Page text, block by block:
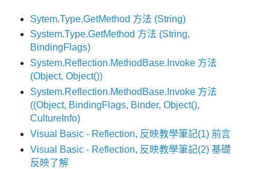
Sytem.Type.GetMethod 方法 (String)
System.Type.GetMethod 方法 (String,
BindingFlags)
System.Reflection.MethodBase.Invoke 方法
(Object, Object())
System.Reflection.MethodBase.Invoke 方法
((Object, BindingFlags, Binder, Object(),
CultureInfo)
Visual Basic - Reflection, 反映教學筆記(1) 前言
Visual Basic - Reflection, 反映教學筆記(2) 基礎
反映了解